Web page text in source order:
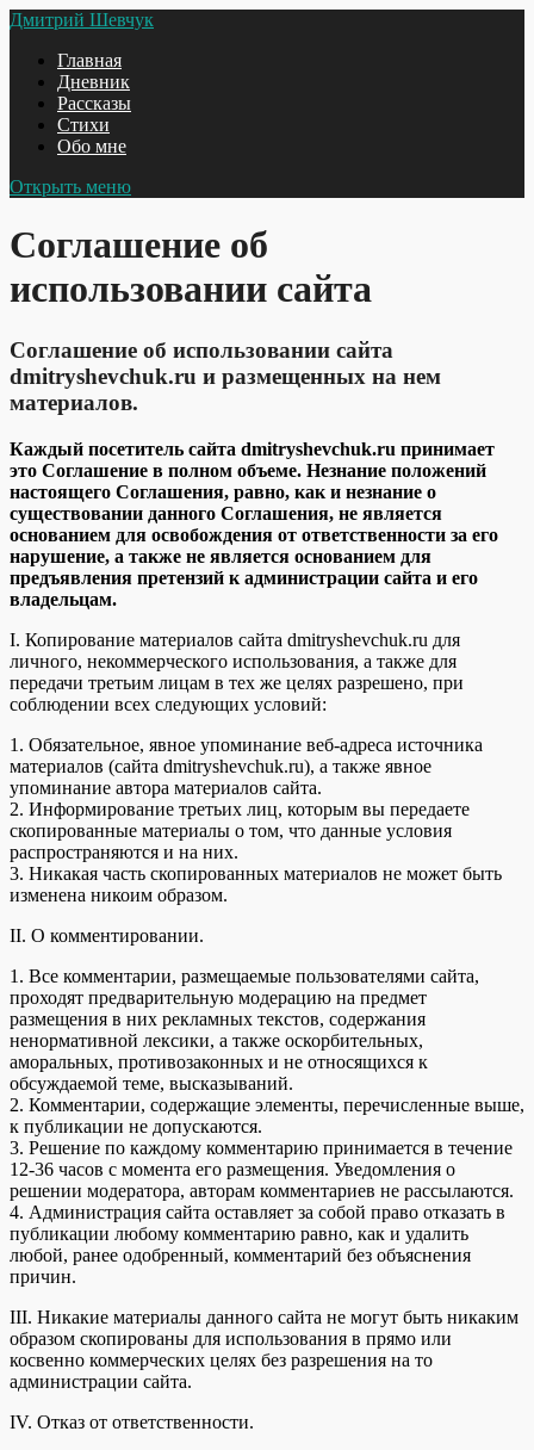
Дмитрий Шевчук
Главная
Дневник
Рассказы
Стихи
Обо мне
Открыть меню
Соглашение об
использовании сайта
Соглашение об использовании сайта
dmitryshevchuk.ru и размещенных на нем
материалов.
Каждый посетитель сайта dmitryshevchuk.ru принимает
это Соглашение в полном объеме. Незнание положений
настоящего Соглашения, равно, как и незнание о
существовании данного Соглашения, не является
основанием для освобождения от ответственности за его
нарушение, а также не является основанием для
предъявления претензий к администрации сайта и его
владельцам.
I. Копирование материалов сайта dmitryshevchuk.ru для
личного, некоммерческого использования, а также для
передачи третьим лицам в тех же целях разрешено, при
соблюдении всех следующих условий:
1. Обязательное, явное упоминание веб-адреса источника
материалов (сайта dmitryshevchuk.ru), а также явное
упоминание автора материалов сайта.
2. Информирование третьих лиц, которым вы передаете
скопированные материалы о том, что данные условия
распространяются и на них.
3. Никакая часть скопированных материалов не может быть
изменена никоим образом.
II. О комментировании.
1. Все комментарии, размещаемые пользователями сайта,
проходят предварительную модерацию на предмет
размещения в них рекламных текстов, содержания
ненормативной лексики, а также оскорбительных,
аморальных, противозаконных и не относящихся к
обсуждаемой теме, высказываний.
2. Комментарии, содержащие элементы, перечисленные выше,
к публикации не допускаются.
3. Решение по каждому комментарию принимается в течение
12-36 часов с момента его размещения. Уведомления о
решении модератора, авторам комментариев не рассылаются.
4. Администрация сайта оставляет за собой право отказать в
публикации любому комментарию равно, как и удалить
любой, ранее одобренный, комментарий без объяснения
причин.
III. Никакие материалы данного сайта не могут быть никаким
образом скопированы для использования в прямо или
косвенно коммерческих целях без разрешения на то
администрации сайта.
IV. Отказ от ответственности.